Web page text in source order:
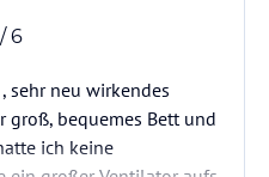
/ 6
sehr neu wirkendes
groß, bequemes Bett und
ich keine